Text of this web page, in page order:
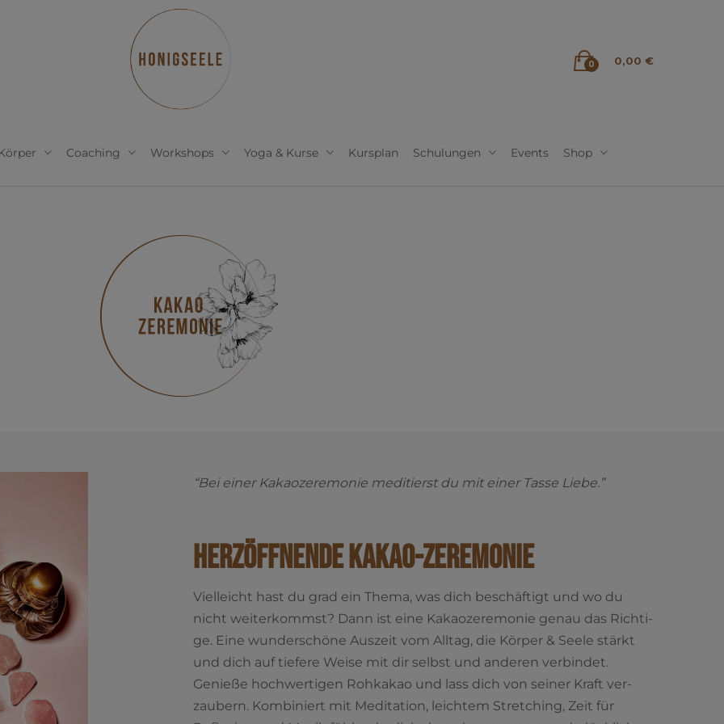
0 0,00 €
Coaching Workshops Yoga & Kurse Kursplan Schulungen Events Shop
“Bei einer Kakao­ze­re­mo­nie medi­tierst du mit einer Tas­se Lie­be.”
Herzöffnende Kakao-Zeremonie
Viel­leicht hast du grad ein The­ma, was dich beschäf­tigt und wo du
nicht wei­ter­kommst? Dann ist eine Kakao­ze­re­mo­nie genau das Rich­ti­
ge. Eine wun­der­schö­ne Aus­zeit vom All­tag, die Kör­per & See­le stärkt
und dich auf tie­fe­re Wei­se mit dir selbst und ande­ren ver­bin­det.
Genie­ße hoch­wer­ti­gen Roh­ka­kao und lass dich von sei­ner Kraft ver­
zau­bern. Kom­bi­niert mit Medi­ta­ti­on, leich­tem Stret­ching, Zeit für